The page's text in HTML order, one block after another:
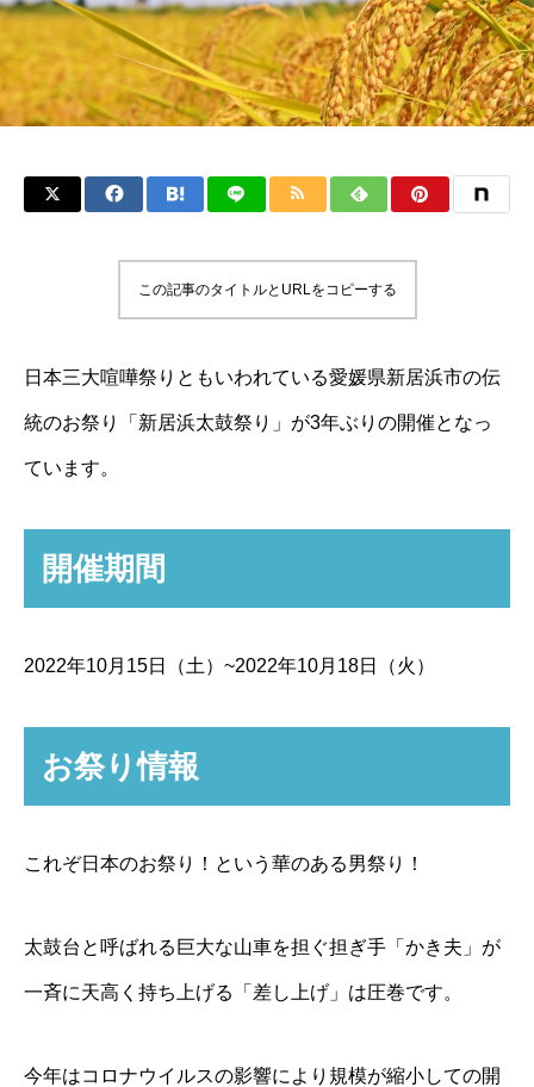
この記事のタイトルとURLをコピーする
日本三大喧嘩祭りともいわれている愛媛県新居浜市の伝
統のお祭り「新居浜太鼓祭り」が3年ぶりの開催となっ
ています。
開催期間
2022年10月15日（土）~2022年10月18日（火）
お祭り情報
これぞ日本のお祭り！という華のある男祭り！
太鼓台と呼ばれる巨大な山車を担ぐ担ぎ手「かき夫」が
一斉に天高く持ち上げる「差し上げ」は圧巻です。
今年はコロナウイルスの影響により規模が縮小しての開